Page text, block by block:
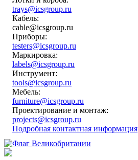
trays@icsgroup.ru
Кабель:
cable@icsgroup.ru
Приборы:
testers@icsgroup.ru
Маркировка:
labels@icsgroup.ru
Инструмент:
tools@icsgroup.ru
Мебель:
furniture@icsgroup.ru
Проектирование и монтаж:
projects@icsgroup.ru
Подробная контактная информация